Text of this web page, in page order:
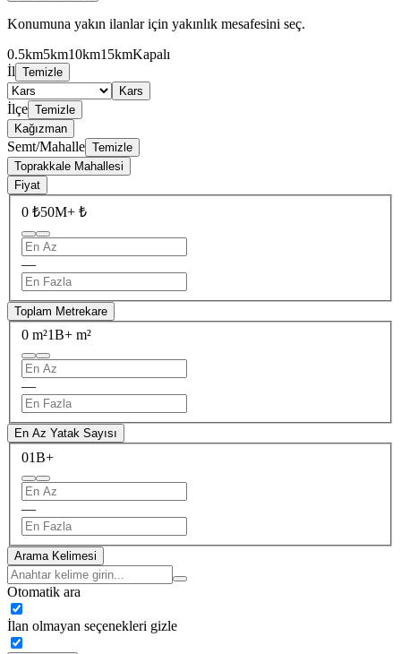
Konumuna yakın ilanlar için yakınlık mesafesini seç.
0.5km5km10km15kmKapalı
İl Temizle
Kars
İlçe Temizle
Kağızman
Semt/Mahalle Temizle
Toprakkale Mahallesi
Fiyat
0 ₺50M+ ₺
—
Toplam Metrekare
0 m²1B+ m²
—
En Az Yatak Sayısı
01B+
—
Arama Kelimesi
Otomatik ara
İlan olmayan seçenekleri gizle